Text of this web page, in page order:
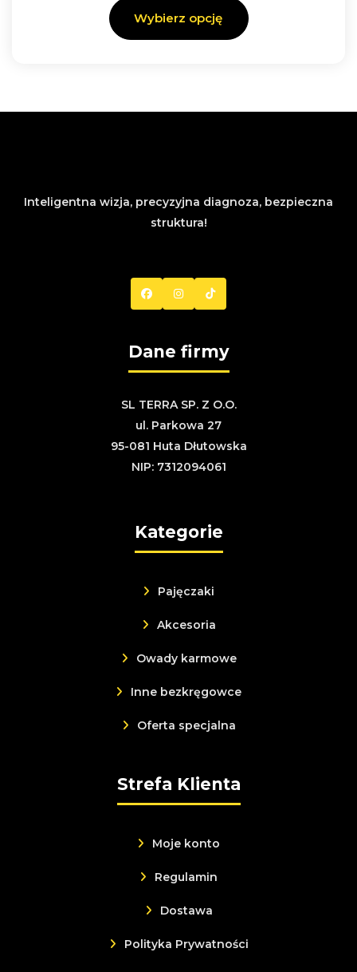
Wybierz opcję
Inteligentna wizja, precyzyjna diagnoza, bezpieczna
struktura!
Dane firmy
SL TERRA SP. Z O.O.
ul. Parkowa 27
95-081 Huta Dłutowska
NIP: 7312094061
Kategorie
Pajęczaki
Akcesoria
Owady karmowe
Inne bezkręgowce
Oferta specjalna
Strefa Klienta
Moje konto
Regulamin
Dostawa
Polityka Prywatności